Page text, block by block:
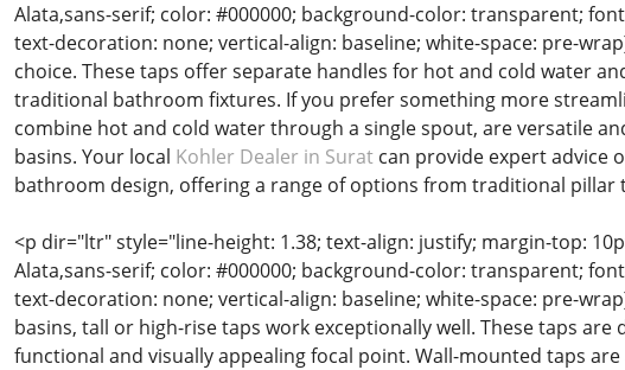
Alata,sans-serif; color: #000000; background-color: transparent;
text-decoration: none; vertical-align: baseline; white-space: pre-
choice. These taps offer separate handles for hot and cold water
traditional bathroom fixtures. If you prefer something more
combine hot and cold water through a single spout, are versatile
basins. Your local Kohler Dealer in Suratcan provide expert advice
bathroom design, offering a range of options from traditional pillar
<p dir="ltr" style="line-height: 1.38; text-align: justify; margin-top:
Alata,sans-serif; color: #000000; background-color: transparent;
text-decoration: none; vertical-align: baseline; white-space: pre-
basins, tall or high-rise taps work exceptionally well. These taps
functional and visually appealing focal point. Wall-mounted taps